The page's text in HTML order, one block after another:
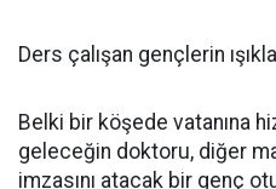
Ders çalışan gençlerin
Belki bir köşede vatanına
geleceğin doktoru, diğer
imzasını atacak bir genç